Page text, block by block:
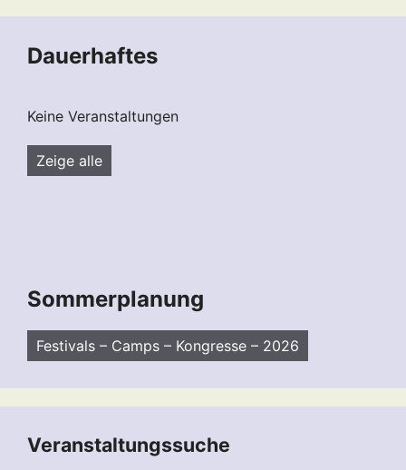
Dauerhaftes
Keine Veranstaltungen
Zeige alle
Sommerplanung
Festivals – Camps – Kongresse – 2026
Veranstaltungssuche